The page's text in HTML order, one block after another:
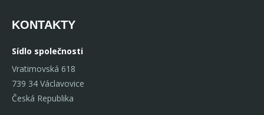
KONTAKTY
Sídlo společnosti
Vratimovská 618
739 34 Václavovice
Česká Republika